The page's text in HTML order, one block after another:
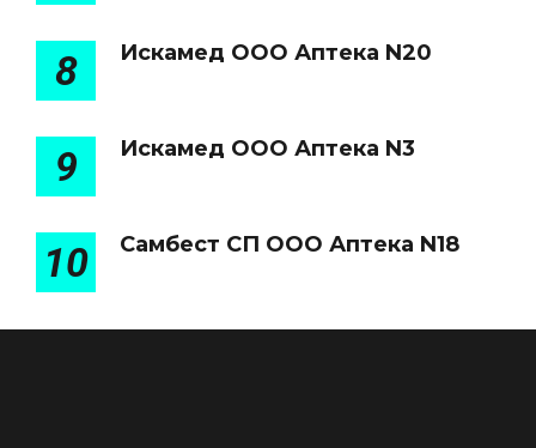
8 Искамед ООО Аптека N20
9 Искамед ООО Аптека N3
10 Самбест СП ООО Аптека N18